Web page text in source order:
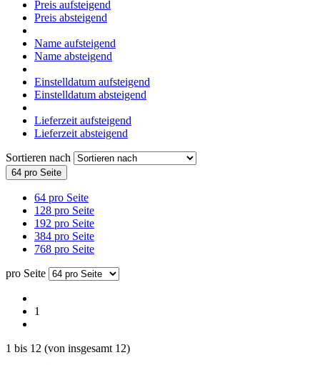
Preis aufsteigend
Preis absteigend
Name aufsteigend
Name absteigend
Einstelldatum aufsteigend
Einstelldatum absteigend
Lieferzeit aufsteigend
Lieferzeit absteigend
Sortieren nach
64 pro Seite
64 pro Seite
128 pro Seite
192 pro Seite
384 pro Seite
768 pro Seite
pro Seite
1
1 bis 12 (von insgesamt 12)